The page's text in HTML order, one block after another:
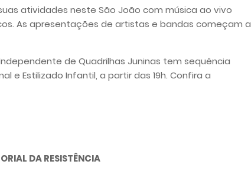
atividades neste São João com música ao vivo
As apresentações de artistas e bandas começam a
de Quadrilhas Juninas tem sequência
e Estilizado Infantil, a partir das 19h. Confira a
DA RESISTÊNCIA